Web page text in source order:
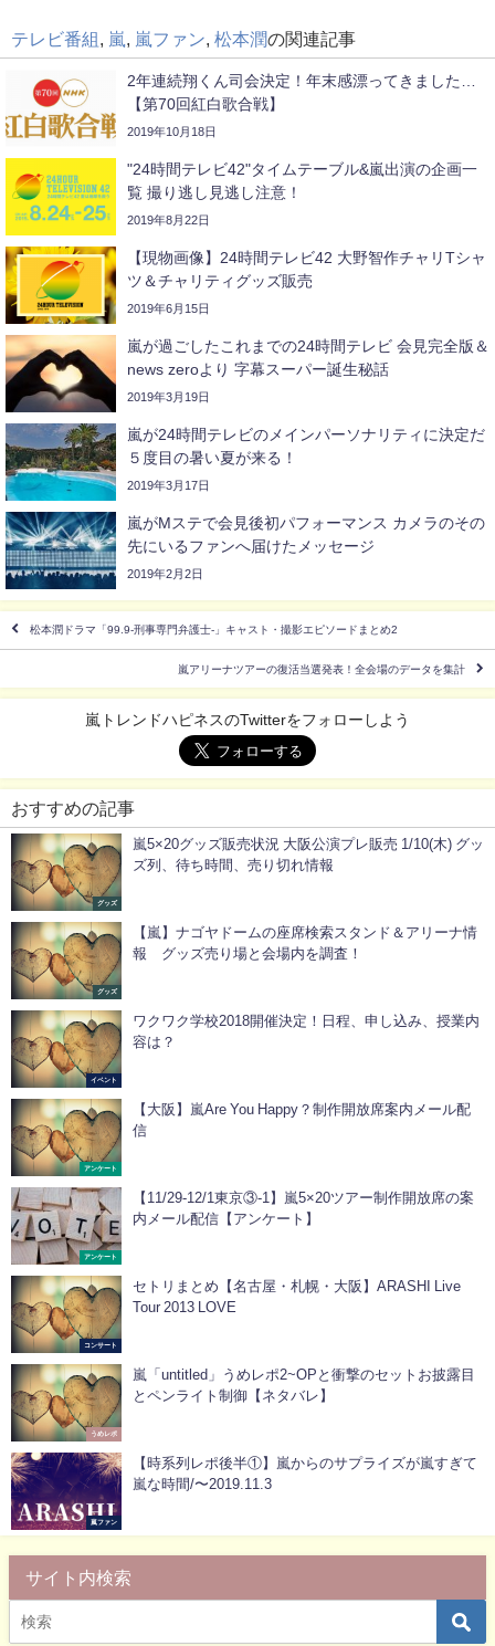
テレビ番組 嵐 嵐ファン 松本潤の関連記事
2年連続翔くん司会決定！年末感漂ってきました…
【第70回紅白歌合戦】
2019年10月18日
"24時間テレビ42"タイムテーブル&嵐出演の企画一
覧 撮り逃し見逃し注意！
2019年8月22日
【現物画像】24時間テレビ42 大野智作チャリTシャ
ツ＆チャリティグッズ販売
2019年6月15日
嵐が過ごしたこれまでの24時間テレビ 会見完全版＆
news zeroより 字幕スーパー誕生秘話
2019年3月19日
嵐が24時間テレビのメインパーソナリティに決定だ
５度目の暑い夏が来る！
2019年3月17日
嵐がMステで会見後初パフォーマンス カメラのその
先にいるファンへ届けたメッセージ
2019年2月2日
松本潤ドラマ「99.9-刑事専門弁護士-」キャスト・撮影エピソードまとめ2
嵐アリーナツアーの復活当選発表！全会場のデータを集計
嵐トレンドハピネスのTwitterをフォローしよう
おすすめの記事
グッズ
嵐5×20グッズ販売状況 大阪公演プレ販売 1/10(木) グッ
ズ列、待ち時間、売り切れ情報
グッズ
【嵐】ナゴヤドームの座席検索スタンド＆アリーナ情
報 グッズ売り場と会場内を調査！
イベント
ワクワク学校2018開催決定！日程、申し込み、授業内
容は？
アンケート
【大阪】嵐Are You Happy？制作開放席案内メール配
信
アンケート
【11/29-12/1東京③-1】嵐5×20ツアー制作開放席の案
内メール配信【アンケート】
コンサート
セトリまとめ【名古屋・札幌・大阪】ARASHI Live
Tour 2013 LOVE
うめレポ
嵐「untitled」うめレポ2~OPと衝撃のセットお披露目
とペンライト制御【ネタバレ】
嵐ファン
【時系列レポ後半①】嵐からのサプライズが嵐すぎて
嵐な時間/〜2019.11.3
サイト内検索